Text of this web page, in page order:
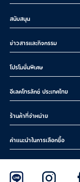
สนับสนุน
ข่าวสารและกิจกรรม
โปรโมชั่นพิเศษ
อีเลคโทรลักซ์ ประเทศไทย
ร้านค้าที่จำหน่าย
คำแนะนำในการเลือกซื้อ